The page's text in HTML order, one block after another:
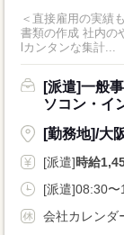
＜直接雇用の実績
書類の作成 社内の
lカンタンな集計...
[派遣]一般
ソコン・イ
[勤務地]/大
[派遣]時給
[派遣]08:30〜
会社カレンダ